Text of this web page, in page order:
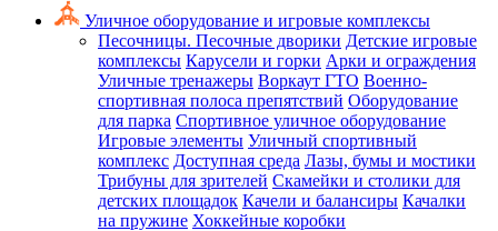
Уличное оборудование и игровые комплексы
Песочницы. Песочные дворики Детские игровые
комплексы Карусели и горки Арки и ограждения
Уличные тренажеры Воркаут ГТО Военно-
спортивная полоса препятствий Оборудование
для парка Спортивное уличное оборудование
Игровые элементы Уличный спортивный
комплекс Доступная среда Лазы, бумы и мостики
Трибуны для зрителей Скамейки и столики для
детских площадок Качели и балансиры Качалки
на пружине Хоккейные коробки